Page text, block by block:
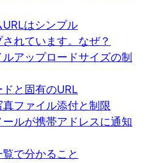
はシンプル
れています。なぜ？
アップロードサイズの制
と固有のURL
ファイル添付と制限
ルが携帯アドレスに通知
で分かること